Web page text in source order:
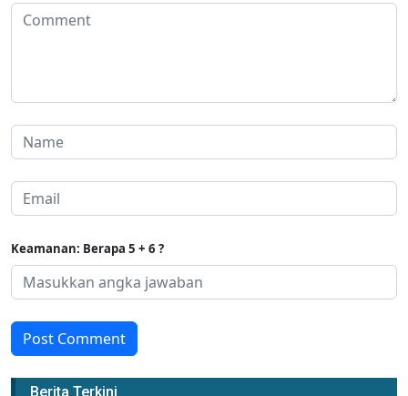
Keamanan: Berapa 5 + 6 ?
Post Comment
Berita Terkini